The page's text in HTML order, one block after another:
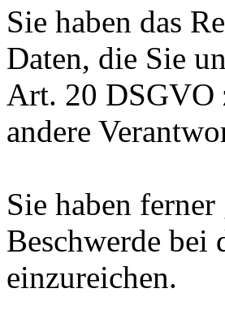
Sie haben das
Daten, die Sie
Art. 20 DSGVO
andere
Sie haben
Beschwerde bei
einzureichen.